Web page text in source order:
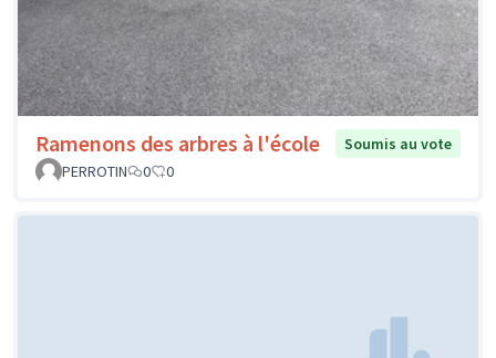
Ramenons des arbres à l'école
Soumis au vote
PERROTIN
0 0